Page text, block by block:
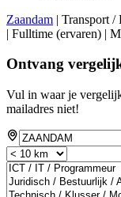
Zaandam | Transport
| Fulltime (ervaren) |
Ontvang
Vul in waar je
mailadres niet!